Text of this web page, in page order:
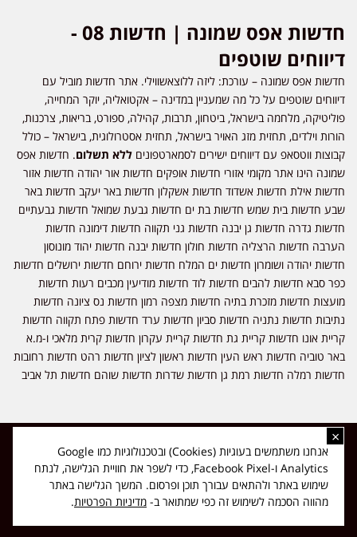
חדשות אפס שמונה | חדשות 08 -
דיווחים שוטפים
חדשות אפס שמונה – עורכת: ליזה ללוצאשווילי. אתר חדשות מוביל עם
דיווחים שוטפים על כל מה שמעניין במדינה – אקטואליה, יוקר המחייה,
פוליטיקה, מלחמה בישראל, ביטחון, תרבות, קהילה, ספורט, בריאות, צרכנות,
הורות וילדים, תחזית מזג האויר בישראל, תחזית אסטרולוגית, בישראל – כולל
קבוצות ווטסאפ עם דיווחים ישירים לסמארטפונים ללא תשלום. חדשות אפס
שמונה הינו אתר מקומי אזורי חדשות אופקים חדשות אור יהודה חדשות אזור
חדשות אילת חדשות אשדוד חדשות אשקלון חדשות באר יעקב חדשות באר
שבע חדשות בית שמש חדשות בת ים חדשות גבעת שמואל חדשות גבעתיים
חדשות גדרה חדשות גן יבנה חדשות גני תקווה חדשות דימונה חדשות
הערבה חדשות הרצליה חדשות חולון חדשות יבנה חדשות יהוד מונוסון
חדשות יהודה ושומרון חדשות ים המלח חדשות ירוחם חדשות ירושלים חדשות
כפר סבא חדשות להבים חדשות לוד חדשות מודיעין מכבים רעות חדשות
מועצות חדשות מזכרת בתיה חדשות מצפה רמון חדשות נס ציונה חדשות
נתיבות חדשות נתניה חדשות סביון חדשות ערד חדשות פתח תקווה חדשות
קריית אונו חדשות קריית גת חדשות קריית עקרון חדשות קרית מלאכי ו-מ.א
באר טוביה חדשות ראש העין חדשות ראשון לציון חדשות רהט חדשות רחובות
חדשות רמלה חדשות רמת גן חדשות שדרות חדשות שוהם חדשות תל אביב
כל הזכויות שמורות ל-ליזה ללוצאשווילי - חדשות אפס שמונה - דיווחים בזמן
אמת, נוסד בשנת 2019 | טל' לפרסומים 054-9759222 מייל מערכת
news08.net@gmail.com
Made with ❤ byDIGITA
×
אנחנו משתמשים בעוגיות (Cookies) ובטכנולוגיות כמו Google
Analytics ו-Facebook Pixel, כדי לשפר את חוויית הגלישה, לנתח
שימוש באתר ולהתאים עבורך תוכן ופרסום. המשך הגלישה באתר
מהווה הסכמה לשימוש זה כפי שמתואר ב- מדיניות הפרטיות.